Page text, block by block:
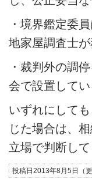
・境界鑑定委
地家屋調査士
・裁判外の調
会で設置して
いずれにして
じた場合は、
立場で判断して
投稿日2013年8月5日 （